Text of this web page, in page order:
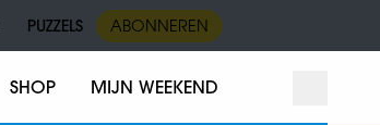
PUZZELS ABONNEREN
SHOP MIJN WEEKEND